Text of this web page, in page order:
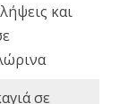
και
σε